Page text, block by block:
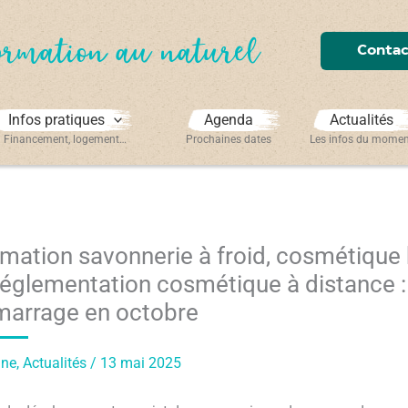
au naturel
Infos pratiques
Financement, logement…
Agenda
Prochaines dates
Actualités
Les infos du
savonnerie à froid, cosmétique
cosmétique à distance :
en octobre
, Actualités/ 13 mai 2025